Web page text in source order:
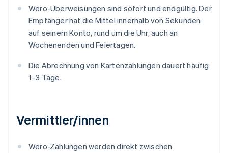
Wero-Überweisungen sind sofort und endgültig. Der
Empfänger hat die Mittel innerhalb von Sekunden
auf seinem Konto, rund um die Uhr, auch an
Wochenenden und Feiertagen.
Die Abrechnung von Kartenzahlungen dauert häufig
1–3 Tage.
Vermittler/innen
Wero-Zahlungen werden direkt zwischen